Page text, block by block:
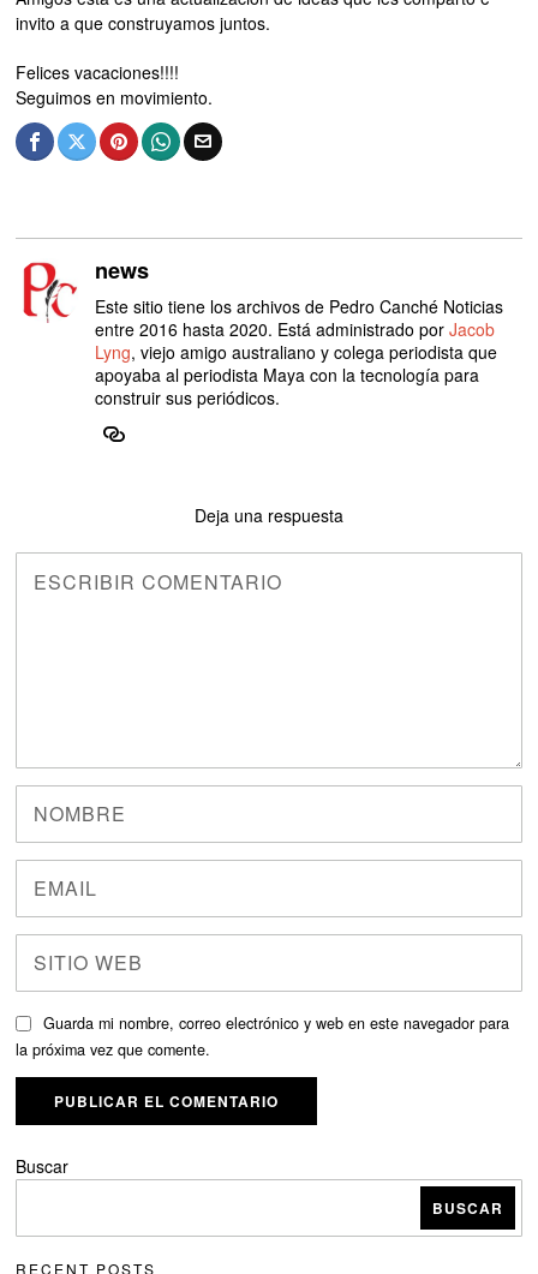
invito a que construyamos juntos.
Felices vacaciones!!!!
Seguimos en movimiento.
news
Este sitio tiene los archivos de Pedro Canché Noticias
entre 2016 hasta 2020. Está administrado porJacob
Lyng, viejo amigo australiano y colega periodista que
apoyaba al periodista Maya con la tecnología para
construir sus periódicos.
Deja una respuesta
Guarda mi nombre, correo electrónico y web en este navegador para
la próxima vez que comente.
Buscar
BUSCAR
RECENT POSTS